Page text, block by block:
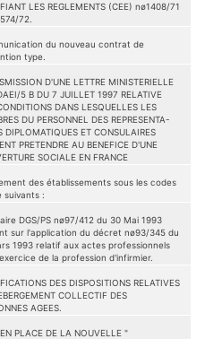
LES REGLEMENTS (CEE) nø1408/71
72.
du nouveau contrat de
type.
D'UNE LETTRE MINISTERIELLE
5 B DU 7 JUILLET 1997 RELATIVE
DANS LESQUELLES LES
DU PERSONNEL DES REPRESENTA-
DIPLOMATIQUES ET CONSULAIRES
PRETENDRE AU BENEFICE D'UNE
SOCIALE EN FRANCE
des établissements sous les codes
suivants :
DGS/PS nø97/412 du 30 Mai 1993
sur l'application du décret nø93/345 du
1993 relatif aux actes professionnels
de la profession d'infirmier.
DES DISPOSITIONS RELATIVES
COLLECTIF DES
AGEES.
PLACE DE LA NOUVELLE "